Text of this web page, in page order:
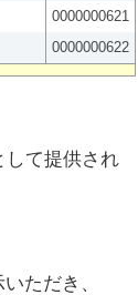
0000000621
0000000622
して提供され
ただき、